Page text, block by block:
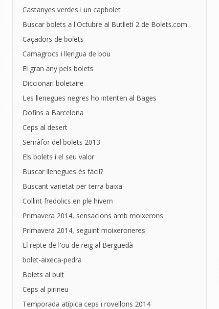
Castanyes verdes i un capbolet
Buscar bolets a l'Octubre al Butlletí 2 de Bolets.com
Caçadors de bolets
Camagrocs i llengua de bou
El gran any pels bolets
Diccionari boletaire
Les llenegues negres ho intenten al Bages
Dofins a Barcelona
Ceps al desert
Semàfor del bolets 2013
Els bolets i el seu valor
Buscar llenegues és fàcil?
Buscant varietat per terra baixa
Collint fredolics en ple hivern
Primavera 2014, sensacions amb moixerons
Primavera 2014, seguint moixeroneres
El repte de l'ou de reig al Berguedà
bolet-aixeca-pedra
Bolets al buit
Ceps al pirineu
Temporada atípica ceps i rovellons 2014